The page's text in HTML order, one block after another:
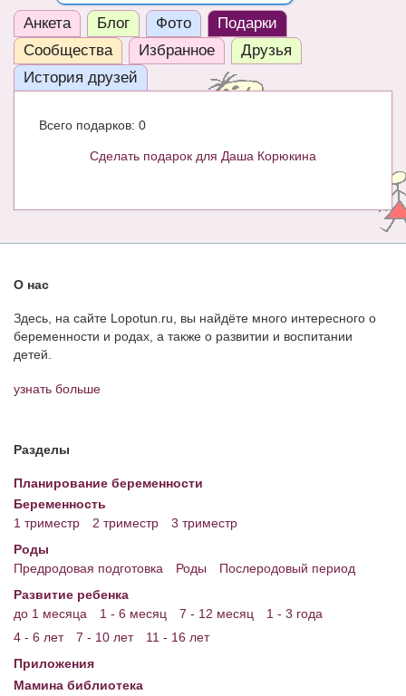
ЧАТ
КНИГИ
Рекомендовано
ПСИХОЛОГИЯ
СООБЩЕСТВА
БЛОГИ
БЕРЕМЕННОСТЬ
Календарь беременности
Энциклопедия беременных
Мамина энциклопедия
СЕРВИСЫ И ПРИЛОЖЕНИЯ
Сервис. Оценка роста и веса ребенка
Приложения для Android
Анкета Блог Фото
Подарки
Сообщества
Избранное
Друзья
История друзей
Всего подарков: 0
Сделать подарок для Даша Корюкина
О нас
Здесь, на сайте Lopotun.ru, вы найдёте много интересного о
беременности и родах, а также о развитии и воспитании
детей.
узнать больше
Разделы
Планирование беременности
Беременность
1 триместр
2 триместр
3 триместр
Роды
Предродовая подготовка
Роды
Послеродовый период
Развитие ребенка
до 1 месяца
1 - 6 месяц 7 - 12 месяц
1 - 3 года
4 - 6 лет
7 - 10 лет
11 - 16 лет
Приложения
Мамина библиотека